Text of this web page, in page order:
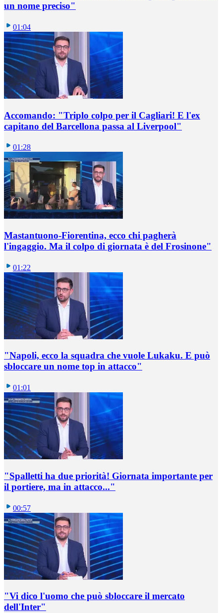
un nome preciso"
01:04
Accomando: "Triplo colpo per il Cagliari! E l'ex
capitano del Barcellona passa al Liverpool"
01:28
Mastantuono-Fiorentina, ecco chi pagherà
l'ingaggio. Ma il colpo di giornata è del Frosinone"
01:22
"Napoli, ecco la squadra che vuole Lukaku. E può
sbloccare un nome top in attacco"
01:01
"Spalletti ha due priorità! Giornata importante per
il portiere, ma in attacco..."
00:57
"Vi dico l'uomo che può sbloccare il mercato
dell'Inter"